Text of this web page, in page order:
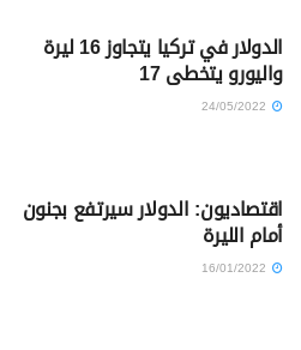
الدولار في تركيا يتجاوز 16 ليرة
واليورو يتخطى 17
اقتصاديون: الدولار سيرتفع بجنون
أمام الليرة